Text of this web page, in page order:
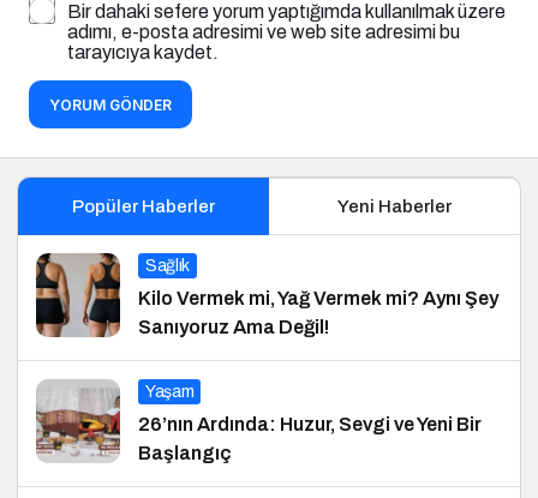
Bir dahaki sefere yorum yaptığımda kullanılmak üzere
adımı, e-posta adresimi ve web site adresimi bu
tarayıcıya kaydet.
YORUM GÖNDER
Popüler Haberler Yeni Haberler
Sağlık
Kilo Vermek mi, Yağ Vermek mi? Aynı Şey
Sanıyoruz Ama Değil!
Yaşam
26’nın Ardında: Huzur, Sevgi ve Yeni Bir
Başlangıç